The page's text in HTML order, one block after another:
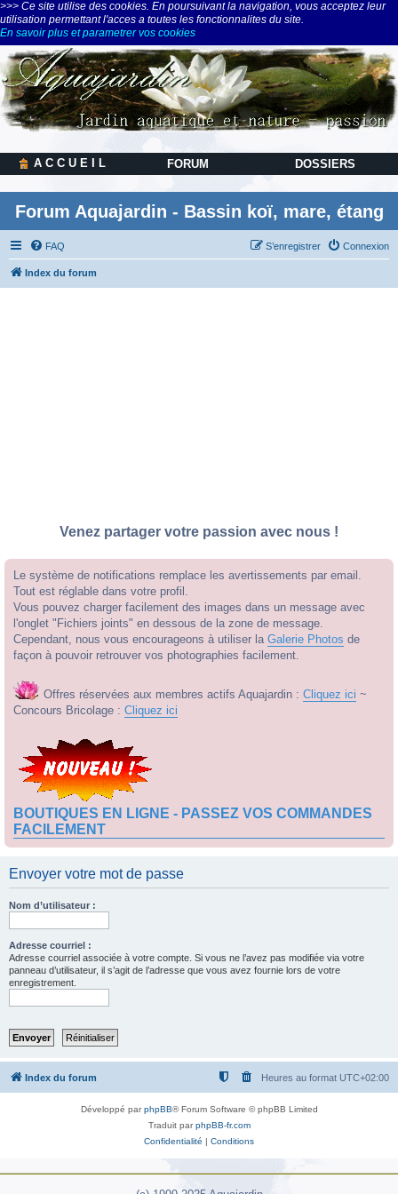
>>> Ce site utilise des cookies. En poursuivant la navigation, vous acceptez leur
utilisation permettant l'acces a toutes les fonctionnalites du site.
En savoir plus et parametrer vos cookies
A C C U E I L FORUM DOSSIERS
Forum Aquajardin - Bassin koï, mare, étang
FAQ Connexion
S’enregistrer
Index du forum
Venez partager votre passion avec nous !
Le système de notifications remplace les avertissements par email.
Tout est réglable dans votre profil.
Vous pouvez charger facilement des images dans un message avec
l'onglet "Fichiers joints" en dessous de la zone de message.
Cependant, nous vous encourageons à utiliser la Galerie Photos de
façon à pouvoir retrouver vos photographies facilement.
Offres réservées aux membres actifs Aquajardin : Cliquez ici ~
Concours Bricolage : Cliquez ici
BOUTIQUES EN LIGNE - PASSEZ VOS COMMANDES
FACILEMENT
Envoyer votre mot de passe
Nom d’utilisateur :
Adresse courriel :
Adresse courriel associée à votre compte. Si vous ne l’avez pas modifiée via votre
panneau d’utilisateur, il s’agit de l’adresse que vous avez fournie lors de votre
enregistrement.
Index du forum Heures au format UTC+02:00
Développé parphpBB® Forum Software © phpBB Limited
Traduit parphpBB-fr.com
Confidentialité | Conditions